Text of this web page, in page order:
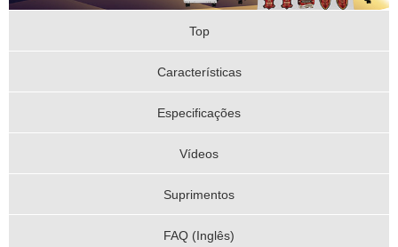
Top
Características
Especificações
Vídeos
Suprimentos
FAQ (Inglês)